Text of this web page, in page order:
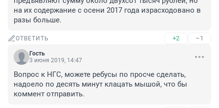
на их содержание с осени 2017 года израсходовано в
разы больше.
ОТВЕТИТЬ +2 –1
Гость
3 июня 2019, 14:47
Вопрос к НГС, можете ребусы по просче сделать,
надоело по десять минут клацать мышой, что бы
коммент отправить.